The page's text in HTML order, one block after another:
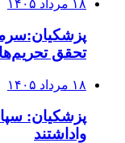
۱۸ مرداد ۱۴۰۵
تحقق
۱۸ مرداد ۱۴۰۵
پزشکیان:
واداشتند